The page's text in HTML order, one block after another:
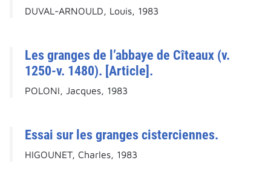
DUVAL-ARNOULD, Louis, 1983
Les granges de l’abbaye de Cîteaux (v.
1250-v. 1480). [Article].
POLONI, Jacques, 1983
Essai sur les granges cisterciennes.
HIGOUNET, Charles, 1983